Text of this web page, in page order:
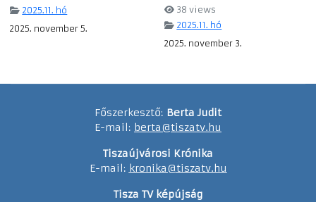
2025.11. hó
2025. november 5.
38 views
2025.11. hó
2025. november 3.
Főszerkesztő: Berta Judit
E-mail: berta@tiszatv.hu
Tiszaújvárosi Krónika
E-mail: kronika@tiszatv.hu
Tisza TV képújság